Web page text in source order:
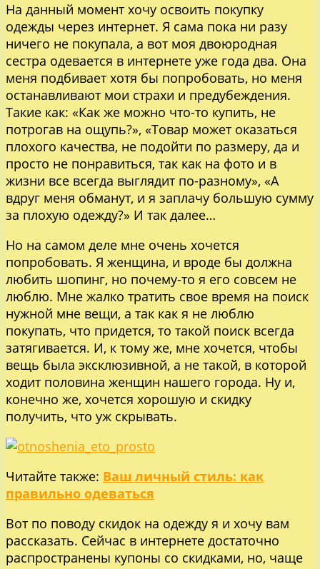
На данный момент хочу освоить покупку
одежды через интернет. Я сама пока ни разу
ничего не покупала, а вот моя двоюродная
сестра одевается в интернете уже года два. Она
меня подбивает хотя бы попробовать, но меня
останавливают мои страхи и предубеждения.
Такие как: «Как же можно что-то купить, не
потрогав на ощупь?», «Товар может оказаться
плохого качества, не подойти по размеру, да и
просто не понравиться, так как на фото и в
жизни все всегда выглядит по-разному», «А
вдруг меня обманут, и я заплачу большую сумму
за плохую одежду?» И так далее…
Но на самом деле мне очень хочется
попробовать. Я женщина, и вроде бы должна
любить шопинг, но почему-то я его совсем не
люблю. Мне жалко тратить свое время на поиск
нужной мне вещи, а так как я не люблю
покупать, что придется, то такой поиск всегда
затягивается. И, к тому же, мне хочется, чтобы
вещь была эксклюзивной, а не такой, в которой
ходит половина женщин нашего города. Ну и,
конечно же, хочется хорошую и скидку
получить, что уж скрывать.
Читайте также: Ваш личный стиль: как
правильно одеваться
Вот по поводу скидок на одежду я и хочу вам
рассказать. Сейчас в интернете достаточно
распространены купоны со скидками, но, чаще